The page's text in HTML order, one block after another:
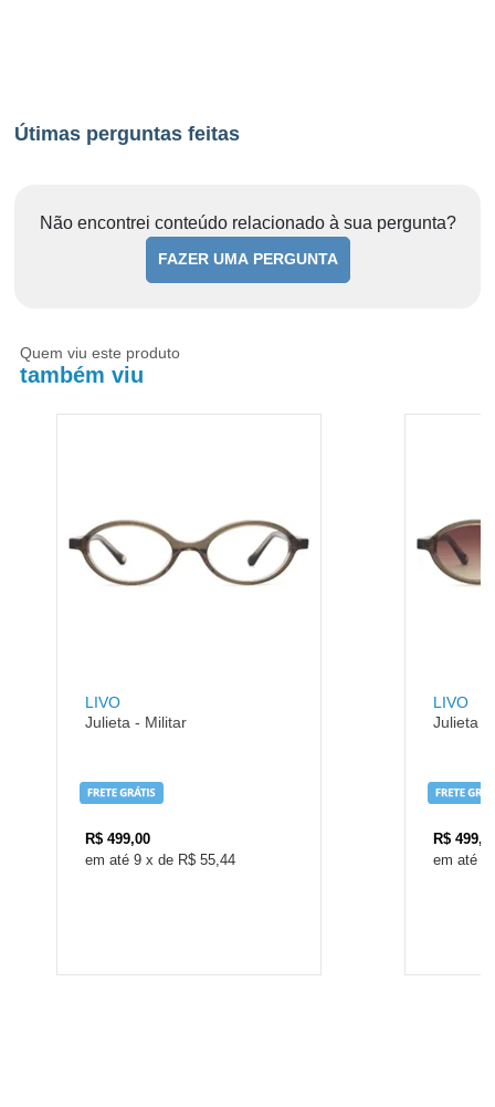
Útimas perguntas feitas
Não encontrei conteúdo relacionado à sua pergunta?
FAZER UMA PERGUNTA
Quem viu este produto
também viu
LIVO
Julieta - Militar
R$ 499,00
9 x de R$ 55,44
LIVO
Julieta -
R$